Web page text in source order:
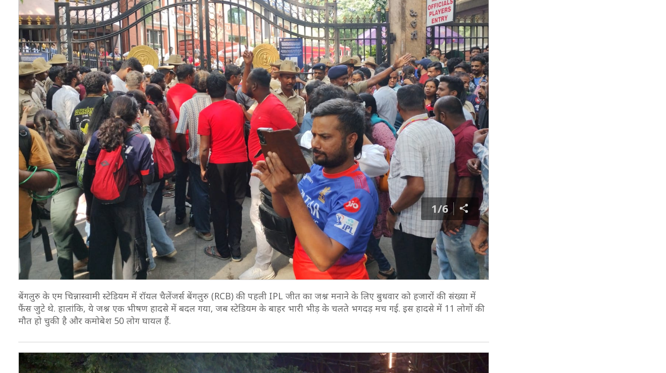
1/6
बेंगलुरु के एम चिन्नास्वामी स्टेडियम में रॉयल चैलेंजर्स बेंगलुरु (RCB) की पहली IPL जीत का जश्न मनाने के लिए बुधवार को हजारों की संख्या में
फैंस जुटे थे. हालांकि, ये जश्न एक भीषण हादसे में बदल गया, जब स्टेडियम के बाहर भारी भीड़ के चलते भगदड़ मच गई. इस हादसे में 11 लोगों की
मौत हो चुकी है और कमोबेश 50 लोग घायल हैं.